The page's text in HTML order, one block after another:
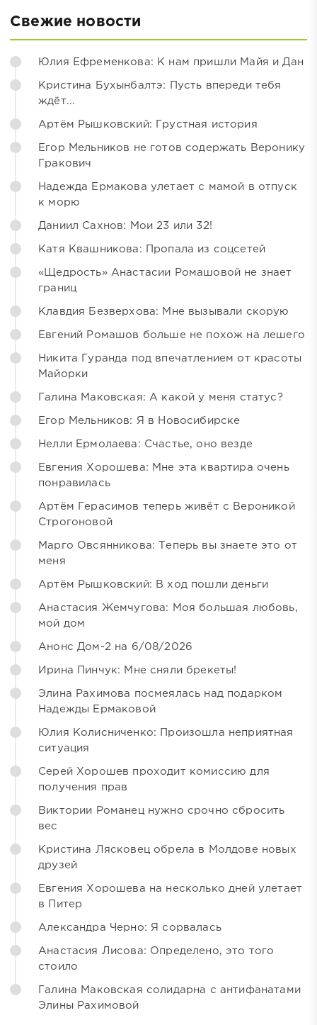
Свежие новости
Юлия Ефременкова: К нам пришли Майя и Дан
Кристина Бухынбалтэ: Пусть впереди тебя
ждёт...
Артём Рышковский: Грустная история
Егор Мельников не готов содержать Веронику
Гракович
Надежда Ермакова улетает с мамой в отпуск
к морю
Даниил Сахнов: Мои 23 или 32!
Катя Квашникова: Пропала из соцсетей
«Щедрость» Анастасии Ромашовой не знает
границ
Клавдия Безверхова: Мне вызывали скорую
Евгений Ромашов больше не похож на лешего
Никита Гуранда под впечатлением от красоты
Майорки
Галина Маковская: А какой у меня статус?
Егор Мельников: Я в Новосибирске
Нелли Ермолаева: Счастье, оно везде
Евгения Хорошева: Мне эта квартира очень
понравилась
Артём Герасимов теперь живёт с Вероникой
Строгоновой
Марго Овсянникова: Теперь вы знаете это от
меня
Артём Рышковский: В ход пошли деньги
Анастасия Жемчугова: Моя большая любовь,
мой дом
Анонс Дом-2 на 6/08/2026
Ирина Пинчук: Мне сняли брекеты!
Элина Рахимова посмеялась над подарком
Надежды Ермаковой
Юлия Колисниченко: Произошла неприятная
ситуация
Серей Хорошев проходит комиссию для
получения прав
Виктории Романец нужно срочно сбросить
вес
Кристина Лясковец обрела в Молдове новых
друзей
Евгения Хорошева на несколько дней улетает
в Питер
Александра Черно: Я сорвалась
Анастасия Лисова: Определено, это того
стоило
Галина Маковская солидарна с антифанатами
Элины Рахимовой